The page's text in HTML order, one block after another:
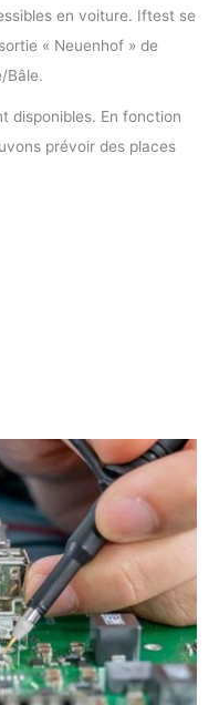
en voiture. Iftest se
« Neuenhof » de
Bâle.
disponibles. En fonction
prévoir des places